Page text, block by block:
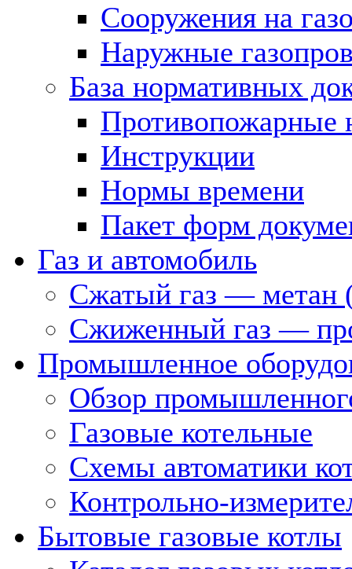
Сооружения на
Наружные
База нормативных
Противопожарные
Инструкции
Нормы времени
Пакет форм
Газ и автомобиль
Сжатый газ — метан
Сжиженный газ —
Промышленное
Обзор
Газовые котельные
Схемы автоматики
Контрольно-
Бытовые газовые котлы